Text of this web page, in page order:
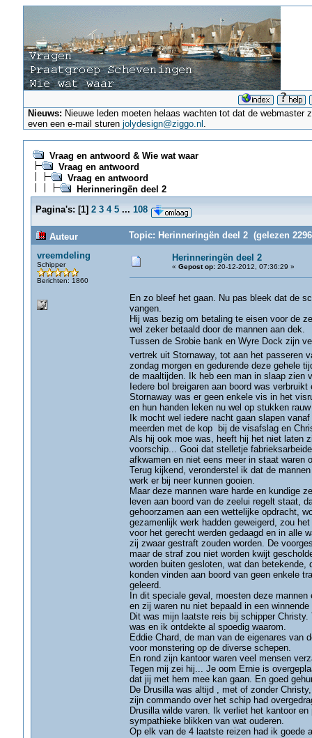
Nieuws: Nieuwe leden moeten helaas wachten tot dat de
even een e-mail sturenjolydesign@ziggo.nl .
Vraag en antwoord & Wie wat waar
Vraag en antwoord
Vraag en antwoord
Herinneringën deel 2
Pagina's: [1] 2 3 4 5 ... 108
Auteur
Topic: Herinneringën deel 2 (gelezen
vreemdeling
Schipper
Berichten: 1860
Herinneringën deel 2
« Gepost op:20-12-2012, 07:36:29 »
En zo bleef het gaan. Nu pas bleek dat de
vangen.
Hij was bezig om betaling te eisen voor de
wel zeker betaald door de mannen aan dek.
Tussen de Srobie bank en Wyre Dock zijn
vertrek uit Stornaway, tot aan het passeren
zondag morgen en gedurende deze gehele
de maaltijden. Ik heb een man in slaap zien
Iedere bol breigaren aan boord was
Stornaway was er geen enkele vis in het
en hun handen leken nu wel op stukken
Ik mocht wel iedere nacht gaan slapen
meerden met de kop bij de visafslag en
Als hij ook moe was, heeft hij het niet laten
voorschip... Gooi dat stelletje
afkwamen en niet eens meer in staat waren
Terug kijkend, veronderstel ik dat de
werk er bij neer kunnen gooien.
Maar deze mannen ware harde en kundige
leven aan boord van de zeelui regelt staat,
gehoorzamen aan een wettelijke opdracht,
gezamenlijk werk hadden geweigerd, zou
voor het gerecht werden gedaagd en in alle
zij zwaar gestraft zouden worden. De
maar de straf zou niet worden kwijt
worden buiten gesloten, wat dan
konden vinden aan boord van geen enkele
geleerd.
In dit speciale geval, moesten deze
en zij waren nu niet bepaald in een
Dit was mijn laatste reis bij schipper
was en ik ontdekte al spoedig waarom.
Eddie Chard, de man van de eigenares van
voor monstering op de diverse schepen.
En rond zijn kantoor waren veel mensen
Tegen mij zei hij... Je oom Ernie is
dat jij met hem mee kan gaan. En goed
De Drusilla was altijd , met of zonder
zijn commando over het schip had
Drusilla wilde varen. Ik verliet het kantoor
sympathieke blikken van wat ouderen.
Op elk van de 4 laatste reizen had ik goede